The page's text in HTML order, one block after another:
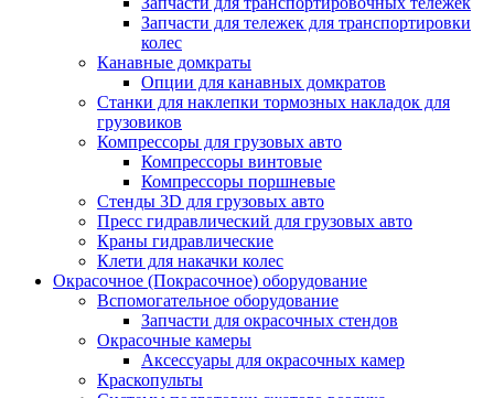
Запчасти для тележек для транспортировки
колес
Канавные домкраты
Опции для канавных домкратов
Станки для наклепки тормозных накладок для
грузовиков
Компрессоры для грузовых авто
Компрессоры винтовые
Компрессоры поршневые
Стенды 3D для грузовых авто
Пресс гидравлический для грузовых авто
Краны гидравлические
Клети для накачки колес
Окрасочное (Покрасочное) оборудование
Вспомогательное оборудование
Запчасти для окрасочных стендов
Окрасочные камеры
Аксессуары для окрасочных камер
Краскопульты